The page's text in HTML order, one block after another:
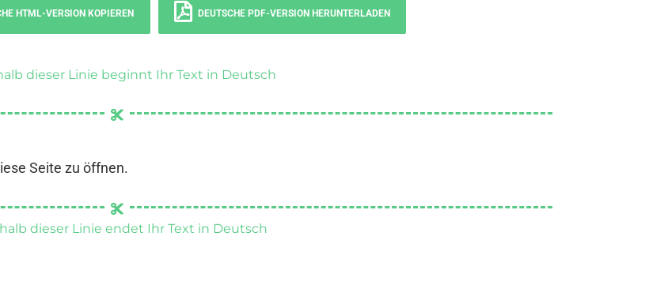
HTML-VERSION KOPIEREN DEUTSCHE PDF-VERSION HERUNTERLADEN
dieser Linie beginnt Ihr Text in Deutsch
Seite zu öffnen.
dieser Linie endet Ihr Text in Deutsch